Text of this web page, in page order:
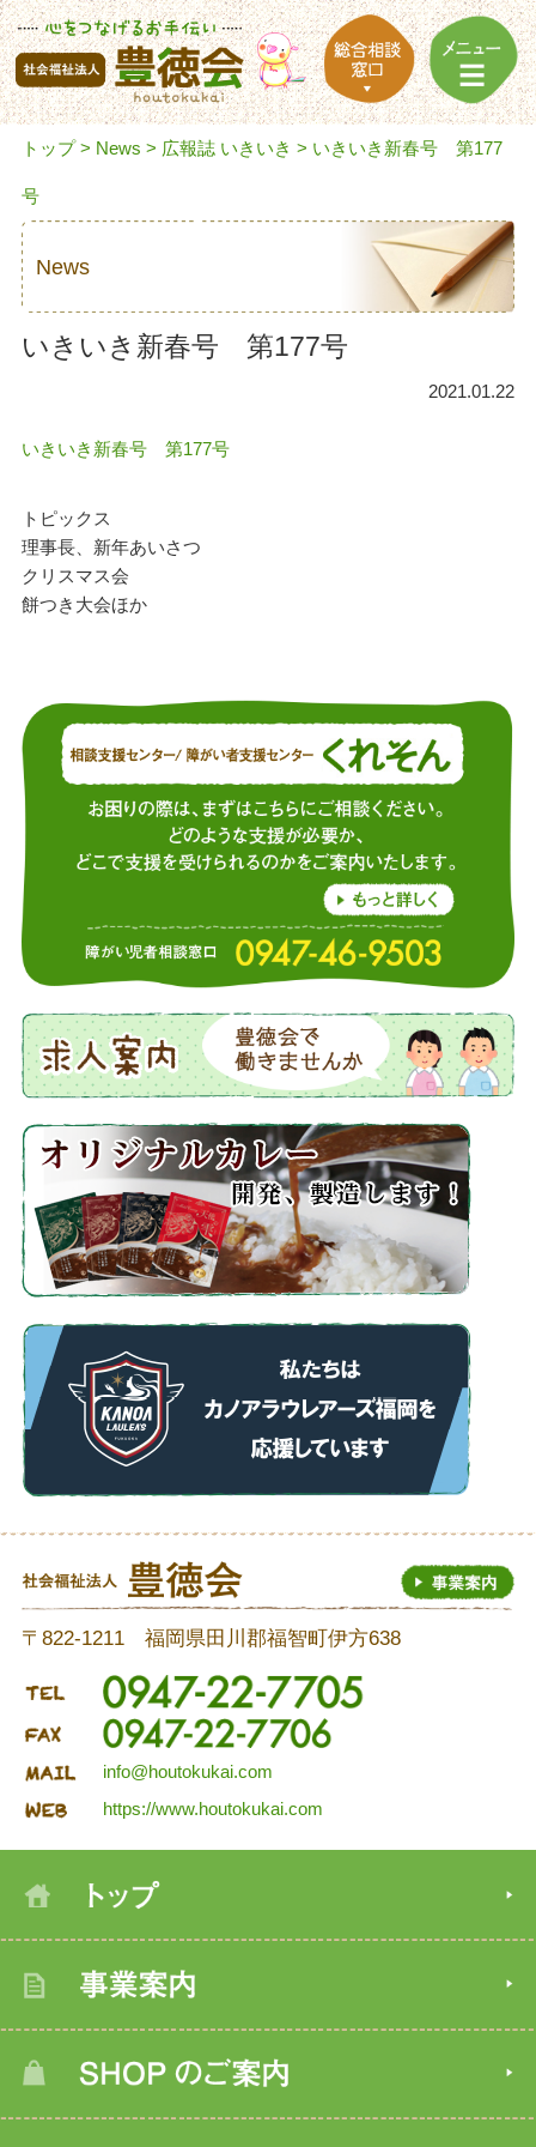
トップ> News > 広報誌 いきいき > いきいき新春号 第177
号
News
いきいき新春号 第177号
2021.01.22
いきいき新春号 第177号
トピックス
理事長、新年あいさつ
クリスマス会
餅つき大会ほか
〒822-1211 福岡県田川郡福智町伊方638
info@houtokukai.com
https://www.houtokukai.com